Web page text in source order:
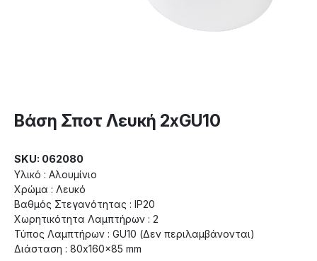
Βάση Σποτ Λευκή 2xGU10
SKU: 062080
Υλικό : Αλουμίνιο
Χρώμα : Λευκό
Βαθμός Στεγανότητας : IP20
Χωρητικότητα Λαμπτήρων : 2
Τύπος Λαμπτήρων : GU10 (Δεν περιλαμβάνονται)
Διάσταση : 80x160x85 mm